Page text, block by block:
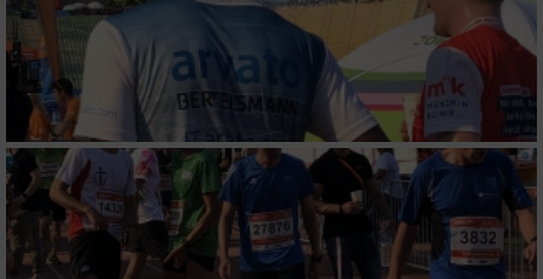
Analyse von Zielgruppen durch Statistiken
oder Kombinationen von Daten aus
verschiedenen Quellen
Entwicklung und Verbesserung der Angebote
Verwendung reduzierter Daten zur Auswahl
von Inhalten
IAB-Besonderheiten: